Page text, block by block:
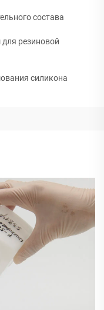
состава
резиновой
силикона